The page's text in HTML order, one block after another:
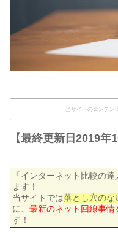
当サイトのコンテン
【最終更新日2019年
「インターネット比較の
ます！
当サイトでは落とし穴のな
に、 最新のネット回線事情
す！